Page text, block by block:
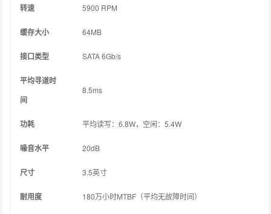
转速 5900 RPM
缓存大小 64MB
接口类型 SATA 6Gb/s
平均寻道时
间
8.5ms
功耗 平均读写：6.8W，空闲：5.4W
噪音水平 20dB
尺寸 3.5英寸
耐用度 180万小时MTBF（平均无故障时间）